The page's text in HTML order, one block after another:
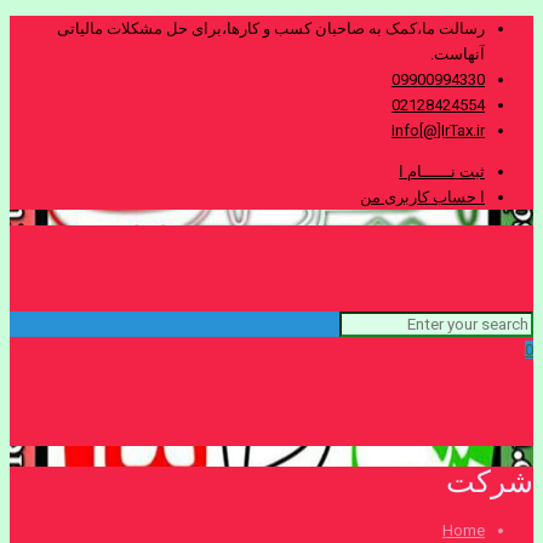
رسالت ما،کمک به صاحبان کسب و کارها،برای حل مشکلات مالیاتی
آنهاست.
09900994330
02128424554
Info[@]IrTax.ir
ثبت نــــــام ا
ا حساب کاربری من
0
شرکت
Home